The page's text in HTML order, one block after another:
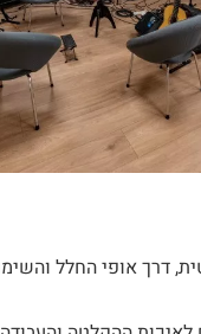
דרך אופי החלל